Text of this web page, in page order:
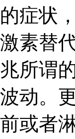
的症状
激素替
兆所谓
波动。
前或者